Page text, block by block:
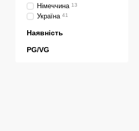
Німеччина 13
Україна 41
Наявність
PG/VG